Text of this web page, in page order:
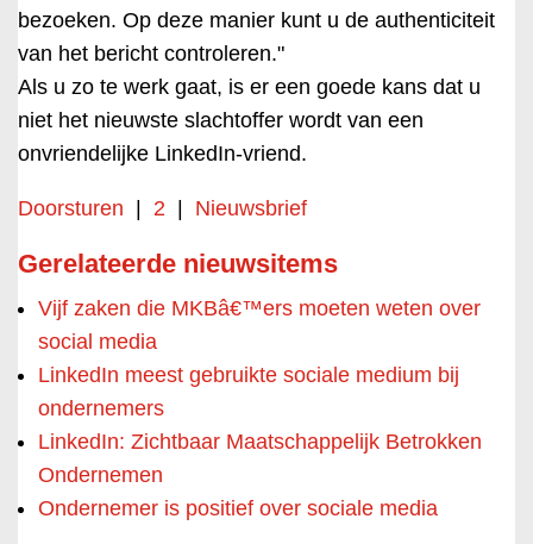
bezoeken. Op deze manier kunt u de authenticiteit
van het bericht controleren."
Als u zo te werk gaat, is er een goede kans dat u
niet het nieuwste slachtoffer wordt van een
onvriendelijke LinkedIn-vriend.
Doorsturen 2 Nieuwsbrief
Gerelateerde nieuwsitems
Vijf zaken die MKBâ€™ers moeten weten over
social media
LinkedIn meest gebruikte sociale medium bij
ondernemers
LinkedIn: Zichtbaar Maatschappelijk Betrokken
Ondernemen
Ondernemer is positief over sociale media